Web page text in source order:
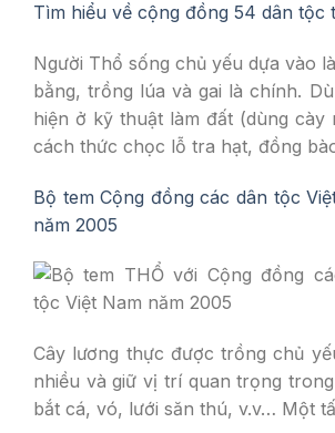
Tìm hiểu về cộng đồng 54 dân tộc
Người Thổ sống chủ yếu dựa vào
bằng, trồng lúa và gai là chính.
hiện ở kỹ thuật làm đất (dùng cày
cách thức chọc lỗ tra hạt, đồng
Bộ tem Cộng đồng các dân tộc
năm 2005
Cây lương thực được trồng chủ
nhiều và giữ vị trí quan trọng
bắt cá, vó, lưới săn thú, v.v… Một